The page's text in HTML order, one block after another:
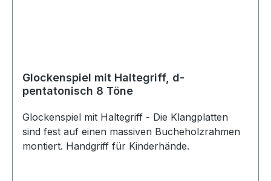
Glockenspiel mit Haltegriff, d-
pentatonisch 8 Töne
Glockenspiel mit Haltegriff - Die Klangplatten
sind fest auf einen massiven Bucheholzrahmen
montiert. Handgriff für Kinderhände.